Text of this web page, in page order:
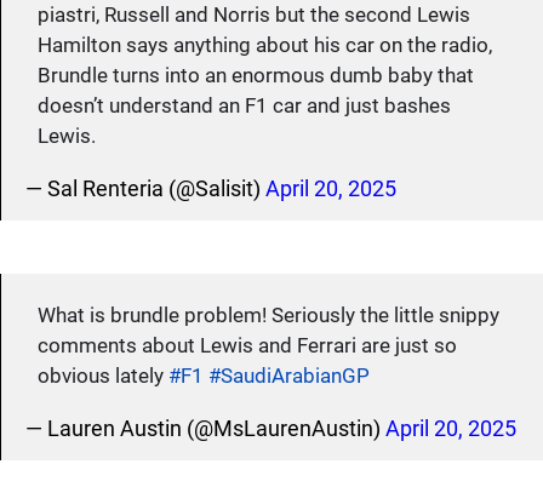
piastri, Russell and Norris but the second Lewis
Hamilton says anything about his car on the radio,
Brundle turns into an enormous dumb baby that
doesn’t understand an F1 car and just bashes
Lewis.
— Sal Renteria (@Salisit) April 20, 2025
What is brundle problem! Seriously the little snippy
comments about Lewis and Ferrari are just so
obvious lately #F1 #SaudiArabianGP
— Lauren Austin (@MsLaurenAustin) April 20, 2025